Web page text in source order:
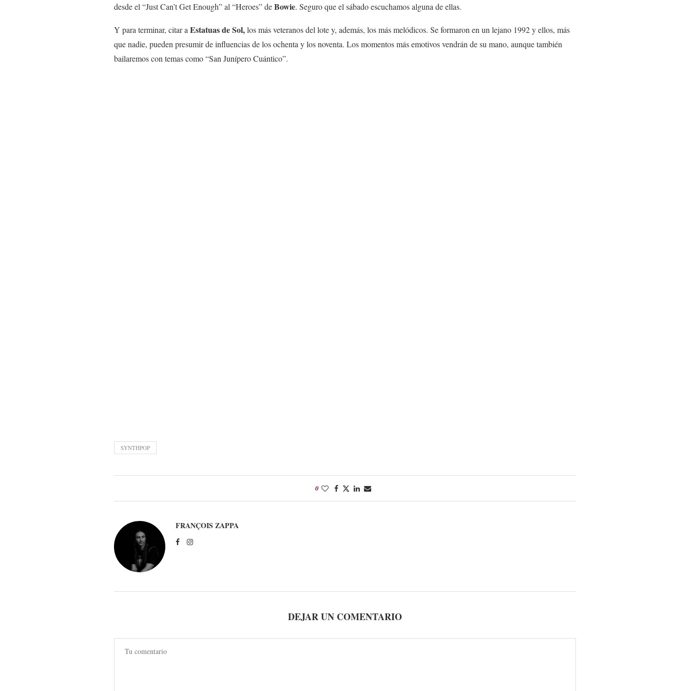
desde el “Just Can’t Get Enough” al “Heroes” deBowie. Seguro que el sábado escuchamos alguna de ellas.
Y para terminar, citar aEstatuas de Sol,los más veteranos del lote y, además, los más melódicos. Se formaron en un lejano 1992 y ellos, más
que nadie, pueden presumir de influencias de los ochenta y los noventa. Los momentos más emotivos vendrán de su mano, aunque también
bailaremos con temas como “San Junípero Cuántico”.
SYNTHPOP
0
FRANÇOIS ZAPPA
DEJAR UN COMENTARIO